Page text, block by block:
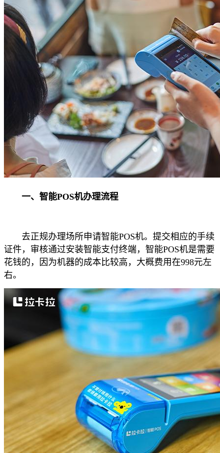
一、智能POS机办理流程
去正规办理场所申请智能POS机。提交相应的手续
证件，审核通过安装智能支付终端，智能POS机是需要
花钱的，因为机器的成本比较高，大概费用在998元左
右。